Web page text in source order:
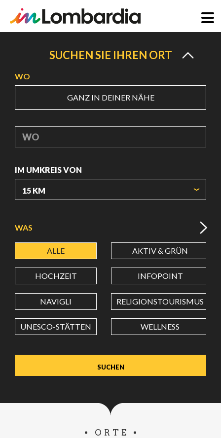
SUCHEN SIE IHREN ORT
WO
GANZ IN DEINER NÄHE
WO
IM UMKREIS VON
BREITENGRAD
LÄNGENGRAD
Wert in Dezimalgrad. Punkt (.) als Dezimalzeichen
WAS
ALLE AKTIV & GRÜN
HOCHZEIT INFOPOINT
NAVIGLI RELIGIONSTOURISMUS
UNESCO-STÄTTEN WELLNESS
ORTE